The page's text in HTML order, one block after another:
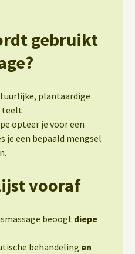
gebruikt
plantaardige
teelt.
opteer je voor een
je een bepaald mengsel
vooraf
beoogt diepe
behandeling en